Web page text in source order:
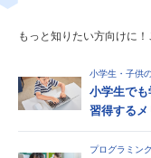
もっと知りたい方向けに
小学生・子供
小学生で
習得するメ
プログラミン